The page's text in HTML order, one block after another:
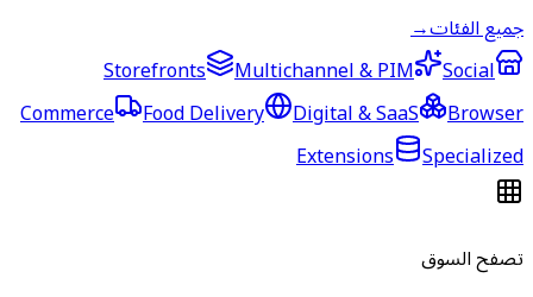
جميع الفئات→
Storefronts
Multichannel & PIM
Social
Commerce
Food Delivery Digital & SaaS
Browser
Extensions
Specialized
تصفح السوق